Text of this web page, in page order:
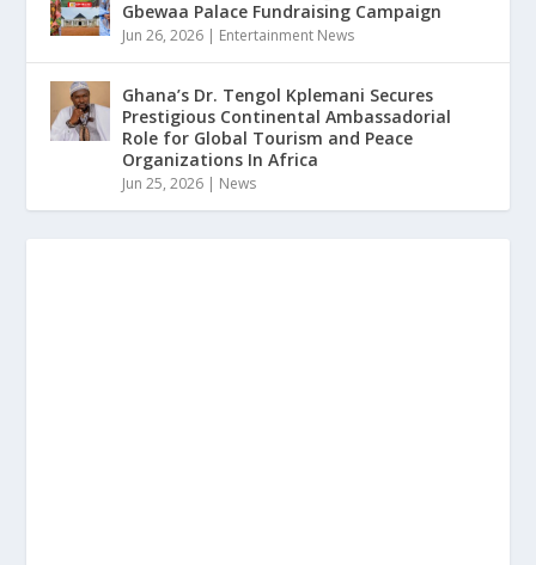
Gbewaa Palace Fundraising Campaign
Jun 26, 2026 | Entertainment News
Ghana’s Dr. Tengol Kplemani Secures
Prestigious Continental Ambassadorial
Role for Global Tourism and Peace
Organizations In Africa
Jun 25, 2026 | News